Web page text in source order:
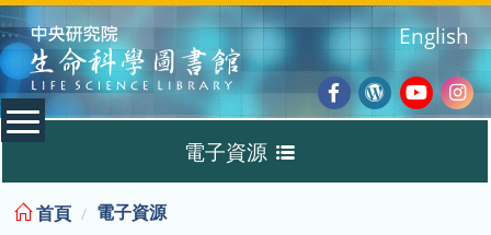
:::
Facebook
Wordpress
English
電子資源
首頁 電子資源